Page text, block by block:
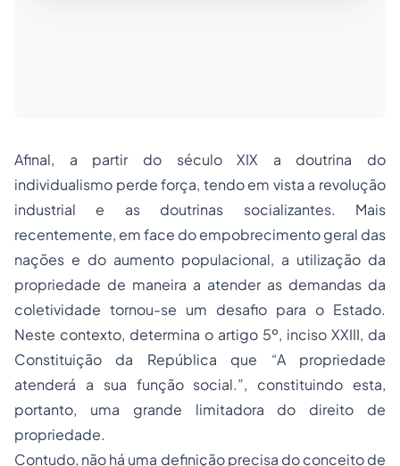
Afinal, a partir do século XIX a doutrina do
individualismo perde força, tendo em vista a revolução
industrial e as doutrinas socializantes. Mais
recentemente, em face do empobrecimento geral das
nações e do aumento populacional, a utilização da
propriedade de maneira a atender as demandas da
coletividade tornou-se um desafio para o Estado.
Neste contexto, determina o artigo 5º, inciso XXIII, da
Constituição da República que “A propriedade
atenderá a sua função social.”, constituindo esta,
portanto, uma grande limitadora do direito de
propriedade.
Contudo, não há uma definição precisa do conceito de